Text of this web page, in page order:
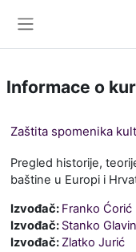
Informace o
Zaštita spomenika
Pregled historije,
baštine u Europi i
Izvođač: Franko Ćorić
Izvođač: Stanko
Izvođač: Zlatko Jurić